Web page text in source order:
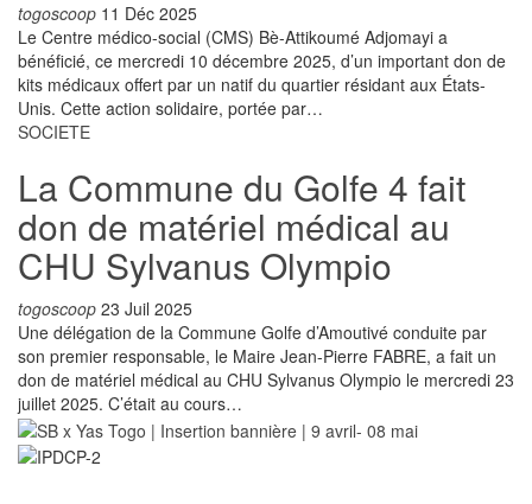
togoscoop 11 Déc 2025
Le Centre médico-social (CMS) Bè-Attikoumé Adjomayi a
bénéficié, ce mercredi 10 décembre 2025, d’un important don de
kits médicaux offert par un natif du quartier résidant aux États-
Unis. Cette action solidaire, portée par…
SOCIETE
La Commune du Golfe 4 fait
don de matériel médical au
CHU Sylvanus Olympio
togoscoop 23 Juil 2025
Une délégation de la Commune Golfe d’Amoutivé conduite par
son premier responsable, le Maire Jean-Pierre FABRE, a fait un
don de matériel médical au CHU Sylvanus Olympio le mercredi 23
juillet 2025. C’était au cours…